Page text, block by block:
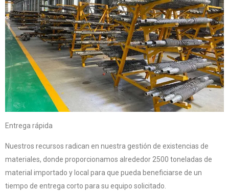
Entrega rápida
Nuestros recursos radican en nuestra gestión de existencias de
materiales, donde proporcionamos alrededor 2500 toneladas de
material importado y local para que pueda beneficiarse de un
tiempo de entrega corto para su equipo solicitado.